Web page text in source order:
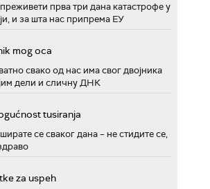
прва три дана катастрофе у
и за шта нас припрема ЕУ
mog oca
свако од нас има свог двојника
дели и сличну ДНК
tusiranja
се сваког дана – не стидите се,
za uspeh